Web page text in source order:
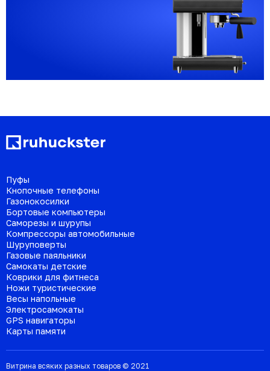
Пуфы
Кнопочные телефоны
Газонокосилки
Бортовые компьютеры
Саморезы и шурупы
Компрессоры автомобильные
Шуруповерты
Газовые паяльники
Самокаты детские
Коврики для фитнеса
Ножи туристические
Весы напольные
Электросамокаты
GPS навигаторы
Карты памяти
Витрина всяких разных товаров © 2021